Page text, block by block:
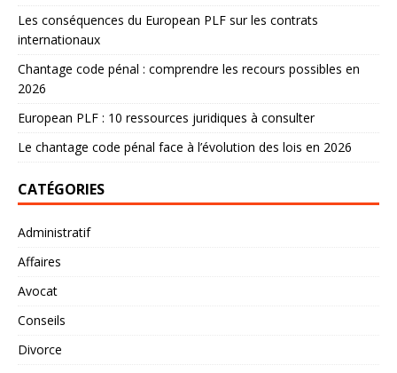
Les conséquences du European PLF sur les contrats
internationaux
Chantage code pénal : comprendre les recours possibles en
2026
European PLF : 10 ressources juridiques à consulter
Le chantage code pénal face à l’évolution des lois en 2026
CATÉGORIES
Administratif
Affaires
Avocat
Conseils
Divorce